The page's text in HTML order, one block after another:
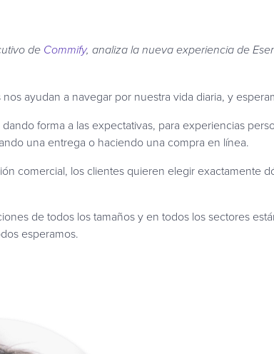
de Commify, analiza la nueva experiencia de
ayudan a navegar por nuestra vida diaria, y
forma a las expectativas, para experiencias
una entrega o haciendo una compra en línea.
comercial, los clientes quieren elegir exactamente
de todos los tamaños y en todos los sectores
esperamos.